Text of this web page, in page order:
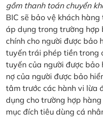
gồm thanh toán chuyển
BIC sẽ bảo vệ khách
áp dụng trong trường
chính cho người được bảo
tuyến trái phép tiền trong
tuyến của người được
nợ của người được bảo
tâm trước các hành vi lừa
dụng cho trường hợp
mục đích tiêu dùng cá